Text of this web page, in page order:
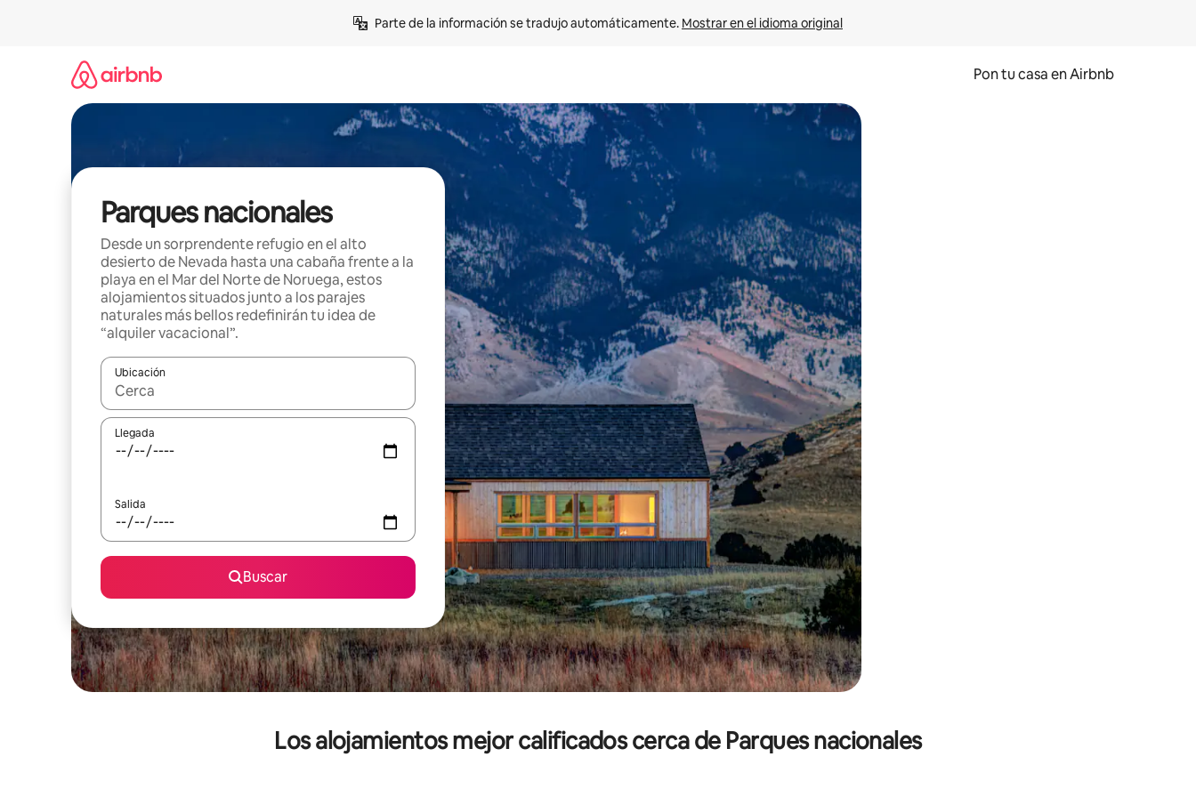
Parte de la información se tradujo automáticamente. Mostrar en el idioma original
Pon tu casa en Airbnb
Parques nacionales
Desde un sorprendente refugio en el alto
desierto de Nevada hasta una cabaña frente a la
playa en el Mar del Norte de Noruega, estos
alojamientos situados junto a los parajes
naturales más bellos redefinirán tu idea de
“alquiler vacacional”.
Ubicación
Cuando los resultados estén disponibles, navega con las teclas de flecha hacia arriba y hacia abajo o explora con el tacto o desliza el dedo.
Llegada
Salida
Buscar
Los alojamientos mejor calificados cerca de Parques nacionales